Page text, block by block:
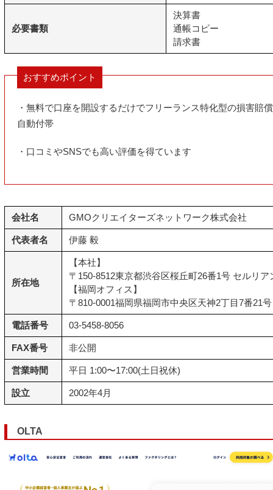
必要書類
決算書
通帳コピー
請求書
おすすめポイント
・無料で口座を開設するだけでフリーランス特化型の損害賠
自動付帯
・口コミやSNSでも高い評価を得ています
会社名 GMOクリエイターズネットワーク株式会社
代表者名 伊藤 毅
所在地
【本社】
〒150-8512東京都渋谷区桜丘町26番1号 セルリア
【福岡オフィス】
〒810-0001福岡県福岡市中央区天神2丁目7番21
電話番号 03-5458-8056
FAX番号 非公開
営業時間 平日 1:00〜17:00(土日祝休)
設立 2002年4月
OLTA